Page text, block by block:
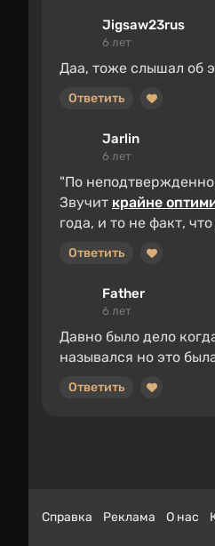
Jigsaw23rus
6 лет
Даа, тоже слышал об
Ответить
Jarlin
6 лет
"По
Звучит крайне
года, и то не факт,
Ответить
Father
6 лет
Давно было дело
назывался но это
Ответить
Справка Реклама О нас